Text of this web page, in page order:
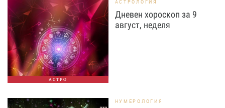
АСТРО
АСТРОЛОГИЯ
Дневен хороскоп за 9
август, неделя
НУМЕРОЛОГИЯ